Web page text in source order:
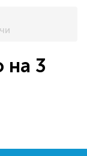
реквизиты
на 3